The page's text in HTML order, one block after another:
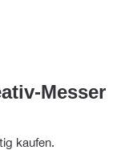
Messer
kaufen.